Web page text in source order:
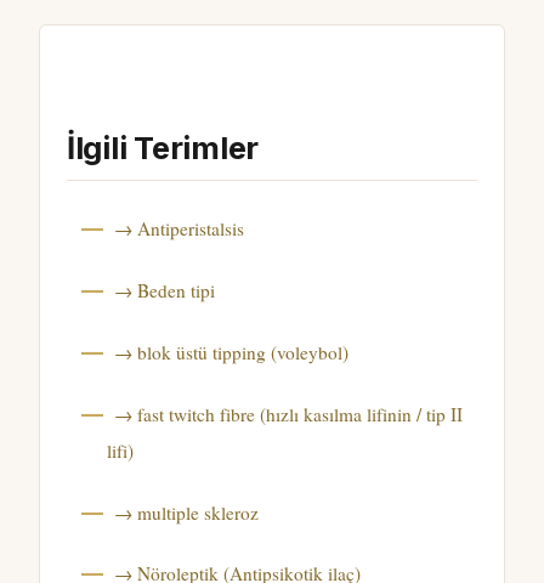
İlgili Terimler
→ Antiperistalsis
→ Beden tipi
→ blok üstü tipping (voleybol)
→ fast twitch fibre (hızlı kasılma lifinin / tip II
lifi)
→ multiple skleroz
→ Nöroleptik (Antipsikotik ilaç)